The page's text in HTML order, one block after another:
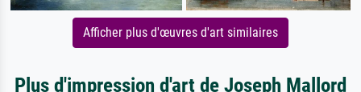
Afficher plus d'œuvres d'art similaires
Plus d'impression d'art de Joseph Mallord